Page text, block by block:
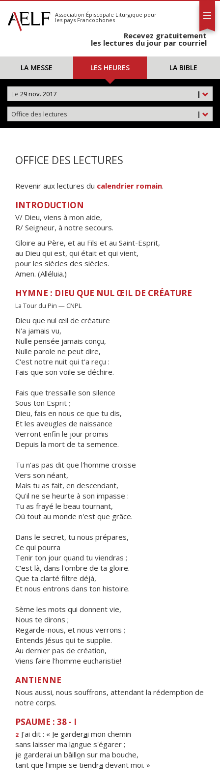
S'abonner
Calendrier
Association Épiscopale Liturgique pour
les pays Francophones
Recevez gratuitement
les lectures du jour par courriel
LA MESSE LES HEURES LA BIBLE
|
Le 29 nov. 2017
|
Office des lectures
OFFICE DES LECTURES
Revenir aux lectures du calendrier romain.
INTRODUCTION
V/ Dieu, viens à mon aide,
R/ Seigneur, à notre secours.
Gloire au Père, et au Fils et au Saint-Esprit,
au Dieu qui est, qui était et qui vient,
pour les siècles des siècles.
Amen. (Alléluia.)
HYMNE : DIEU QUE NUL ŒIL DE CRÉATURE
La Tour du Pin — CNPL
Dieu que nul œil de créature
N'a jamais vu,
Nulle pensée jamais conçu,
Nulle parole ne peut dire,
C'est notre nuit qui t'a reçu :
Fais que son voile se déchire.
Fais que tressaille son silence
Sous ton Esprit ;
Dieu, fais en nous ce que tu dis,
Et les aveugles de naissance
Verront enfin le jour promis
Depuis la mort de ta semence.
Tu n'as pas dit que l'homme croisse
Vers son néant,
Mais tu as fait, en descendant,
Qu'il ne se heurte à son impasse :
Tu as frayé le beau tournant,
Où tout au monde n'est que grâce.
Dans le secret, tu nous prépares,
Ce qui pourra
Tenir ton jour quand tu viendras ;
C'est là, dans l'ombre de ta gloire.
Que ta clarté filtre déjà,
Et nous entrons dans ton histoire.
Sème les mots qui donnent vie,
Nous te dirons ;
Regarde-nous, et nous verrons ;
Entends Jésus qui te supplie.
Au dernier pas de création,
Viens faire l'homme eucharistie!
ANTIENNE
Nous aussi, nous souffrons, attendant la rédemption de
notre corps.
PSAUME : 38 - I
2 J'ai dit : « Je garderai mon chemin
sans laisser ma langue s'égarer ;
je garderai un bâillon sur ma bouche,
tant que l'impie se tiendra devant moi. »